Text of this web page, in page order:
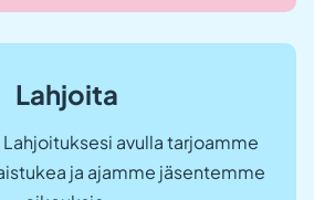
Lahjoita
avulla tarjoamme
ja ajamme jäsentemme